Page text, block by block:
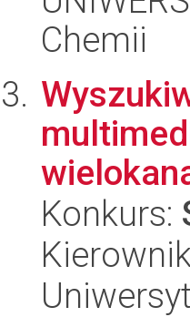
Chemii
Konkurs: